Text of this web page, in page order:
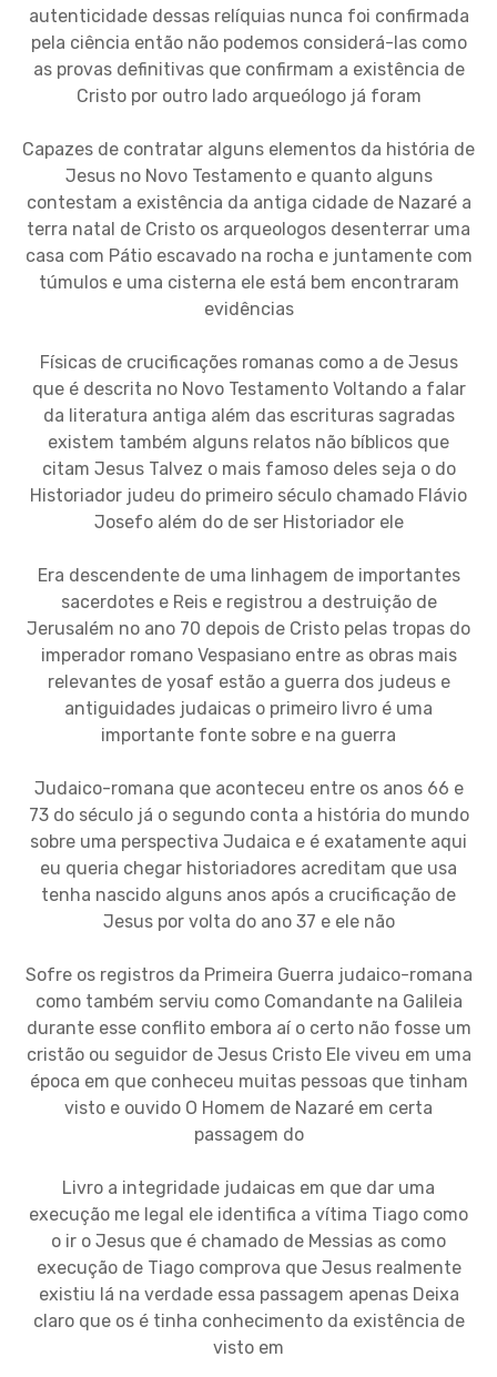
autenticidade dessas relíquias nunca foi confirmada
pela ciência então não podemos considerá-las como
as provas definitivas que confirmam a existência de
Cristo por outro lado arqueólogo já foram
Capazes de contratar alguns elementos da história de
Jesus no Novo Testamento e quanto alguns
contestam a existência da antiga cidade de Nazaré a
terra natal de Cristo os arqueologos desenterrar uma
casa com Pátio escavado na rocha e juntamente com
túmulos e uma cisterna ele está bem encontraram
evidências
Físicas de crucificações romanas como a de Jesus
que é descrita no Novo Testamento Voltando a falar
da literatura antiga além das escrituras sagradas
existem também alguns relatos não bíblicos que
citam Jesus Talvez o mais famoso deles seja o do
Historiador judeu do primeiro século chamado Flávio
Josefo além do de ser Historiador ele
Era descendente de uma linhagem de importantes
sacerdotes e Reis e registrou a destruição de
Jerusalém no ano 70 depois de Cristo pelas tropas do
imperador romano Vespasiano entre as obras mais
relevantes de yosaf estão a guerra dos judeus e
antiguidades judaicas o primeiro livro é uma
importante fonte sobre e na guerra
Judaico-romana que aconteceu entre os anos 66 e
73 do século já o segundo conta a história do mundo
sobre uma perspectiva Judaica e é exatamente aqui
eu queria chegar historiadores acreditam que usa
tenha nascido alguns anos após a crucificação de
Jesus por volta do ano 37 e ele não
Sofre os registros da Primeira Guerra judaico-romana
como também serviu como Comandante na Galileia
durante esse conflito embora aí o certo não fosse um
cristão ou seguidor de Jesus Cristo Ele viveu em uma
época em que conheceu muitas pessoas que tinham
visto e ouvido O Homem de Nazaré em certa
passagem do
Livro a integridade judaicas em que dar uma
execução me legal ele identifica a vítima Tiago como
o ir o Jesus que é chamado de Messias as como
execução de Tiago comprova que Jesus realmente
existiu lá na verdade essa passagem apenas Deixa
claro que os é tinha conhecimento da existência de
visto em